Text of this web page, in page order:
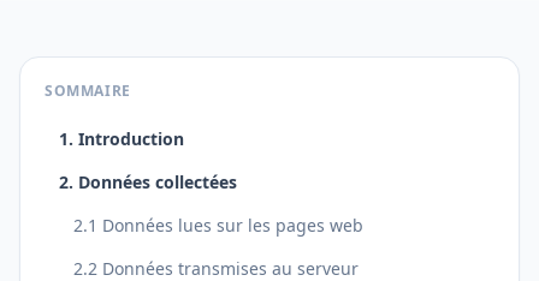
SOMMAIRE
1. Introduction
2. Données collectées
2.1 Données lues sur les pages web
2.2 Données transmises au serveur